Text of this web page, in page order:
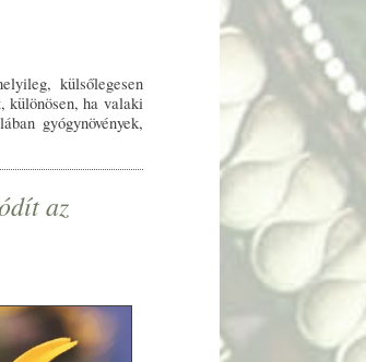
külsőlegesen
különösen, ha valaki
gyógynövények,
az